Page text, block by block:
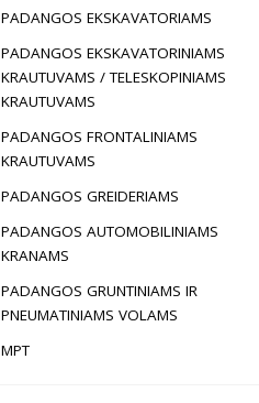
PADANGOS EKSKAVATORIAMS
PADANGOS EKSKAVATORINIAMS
KRAUTUVAMS / TELESKOPINIAMS
KRAUTUVAMS
PADANGOS FRONTALINIAMS
KRAUTUVAMS
PADANGOS GREIDERIAMS
PADANGOS AUTOMOBILINIAMS
KRANAMS
PADANGOS GRUNTINIAMS IR
PNEUMATINIAMS VOLAMS
MPT